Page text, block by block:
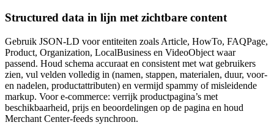
Structured data in lijn met zichtbare content
Gebruik JSON-LD voor entiteiten zoals Article, HowTo, FAQPage,
Product, Organization, LocalBusiness en VideoObject waar
passend. Houd schema accuraat en consistent met wat gebruikers
zien, vul velden volledig in (namen, stappen, materialen, duur, voor-
en nadelen, productattributen) en vermijd spammy of misleidende
markup. Voor e-commerce: verrijk productpagina’s met
beschikbaarheid, prijs en beoordelingen op de pagina en houd
Merchant Center-feeds synchroon.